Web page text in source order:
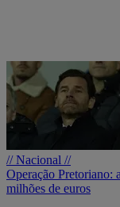
// Nacional //
Operação Pretoriano:
milhões de euros